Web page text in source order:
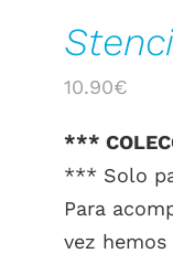
10.90€
***
*** Solo
Para
vez